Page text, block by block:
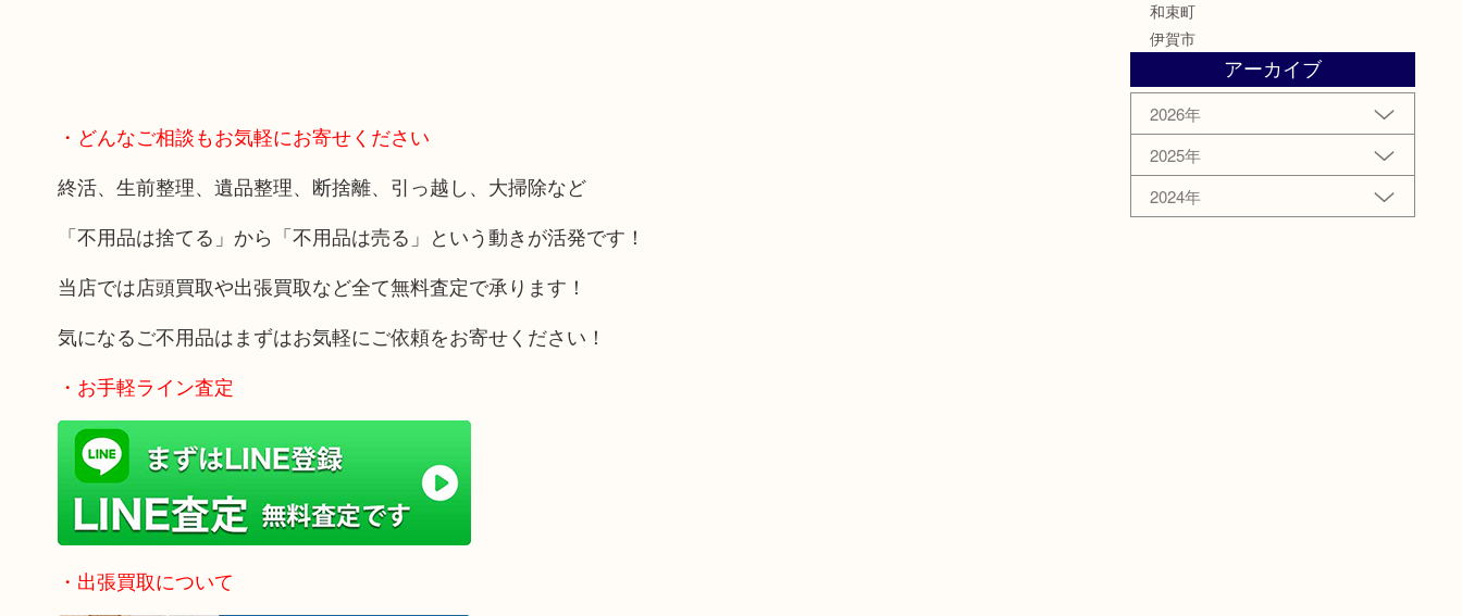
・どんなご相談もお気軽にお寄せください
終活、生前整理、遺品整理、断捨離、引っ越し、大掃除など
「不用品は捨てる」から「不用品は売る」という動きが活発です！
当店では店頭買取や出張買取など全て無料査定で承ります！
気になるご不用品はまずはお気軽にご依頼をお寄せください！
・お手軽ライン査定
・出張買取について
和束町
伊賀市
アーカイブ
2026年
2025年
2024年